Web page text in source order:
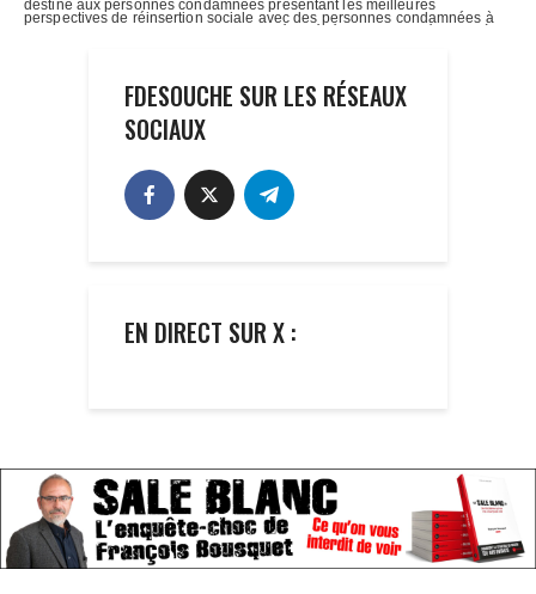
FDESOUCHE SUR LES RÉSEAUX
SOCIAUX
EN DIRECT SUR X :